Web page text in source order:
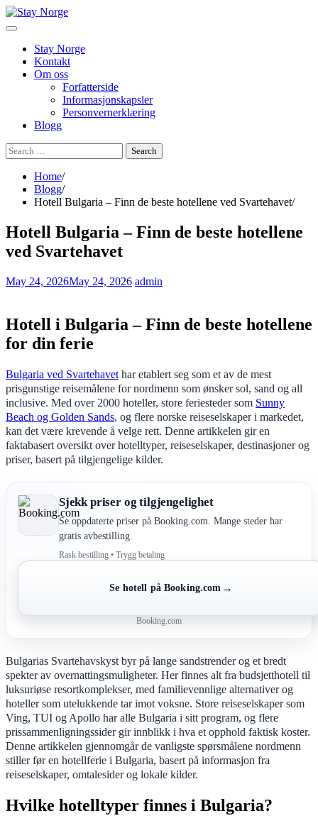
Skip
to
Stay Norge
Kontakt
Om oss
Forfatterside
Informasjonskapsler
Personvernerklæring
Blogg
Search
for:
Home
Blogg
Hotell Bulgaria – Finn de beste hotellene ved Svartehavet
Hotell Bulgaria – Finn de beste hotellene
ved Svartehavet
May 24, 2026May 24, 2026 admin
Hotell i Bulgaria – Finn de beste hotellene
for din ferie
Bulgaria ved Svartehavet har etablert seg som et av de mest
prisgunstige reisemålene for nordmenn som ønsker sol, sand og all
inclusive. Med over 2000 hoteller, store feriesteder som Sunny
Beach og Golden Sands, og flere norske reiseselskaper i markedet,
kan det være krevende å velge rett. Denne artikkelen gir en
faktabasert oversikt over hotelltyper, reiseselskaper, destinasjoner og
priser, basert på tilgjengelige kilder.
Sjekk priser og tilgjengelighet
Se oppdaterte priser på Booking.com. Mange steder har
gratis avbestilling.
Rask bestilling • Trygg betaling
Se hotell på Booking.com →
Booking.com
Bulgarias Svartehavskyst byr på lange sandstrender og et bredt
spekter av overnattingsmuligheter. Her finnes alt fra budsjetthotell til
luksuriøse resortkomplekser, med familievennlige alternativer og
hoteller som utelukkende tar imot voksne. Store reiseselskaper som
Ving, TUI og Apollo har alle Bulgaria i sitt program, og flere
prissammenligningssider gir innblikk i hva et opphold faktisk koster.
Denne artikkelen gjennomgår de vanligste spørsmålene nordmenn
stiller før en hotellferie i Bulgaria, basert på informasjon fra
reiseselskaper, omtalesider og lokale kilder.
Hvilke hotelltyper finnes i Bulgaria?